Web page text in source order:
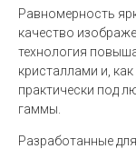
Равномерность
качество
технология
кристаллами и,
практически под
гаммы.
Разработанные